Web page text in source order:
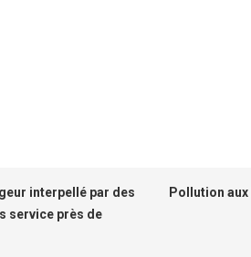
interpellé par des
service près de
Pollution